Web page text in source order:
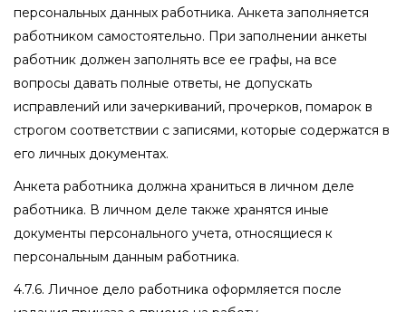
персональных данных работника. Анкета заполняется
работником самостоятельно. При заполнении анкеты
работник должен заполнять все ее графы, на все
вопросы давать полные ответы, не допускать
исправлений или зачеркиваний, прочерков, помарок в
строгом соответствии с записями, которые содержатся в
его личных документах.
Анкета работника должна храниться в личном деле
работника. В личном деле также хранятся иные
документы персонального учета, относящиеся к
персональным данным работника.
4.7.6. Личное дело работника оформляется после